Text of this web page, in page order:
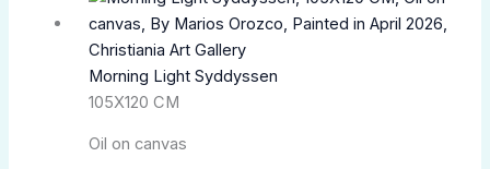
Morning Light Syddyssen
105X120 CM
Oil on canvas